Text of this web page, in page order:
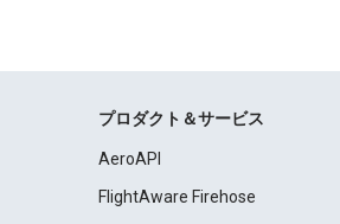
プロダクト＆サービス
AeroAPI
FlightAware Firehose